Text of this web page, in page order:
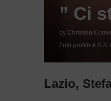
” Ci
by Christian
Foto profilo X S.S.
Lazio,